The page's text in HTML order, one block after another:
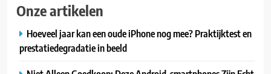
Onze artikelen
Hoeveel jaar kan een oude iPhone nog mee? Praktijktest en
prestatiedegradatie in beeld